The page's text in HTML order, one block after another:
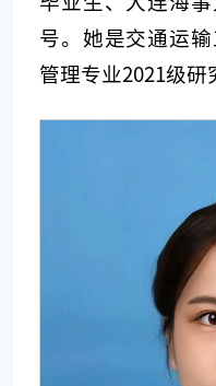
号。她是交通运
管理专业2021级研